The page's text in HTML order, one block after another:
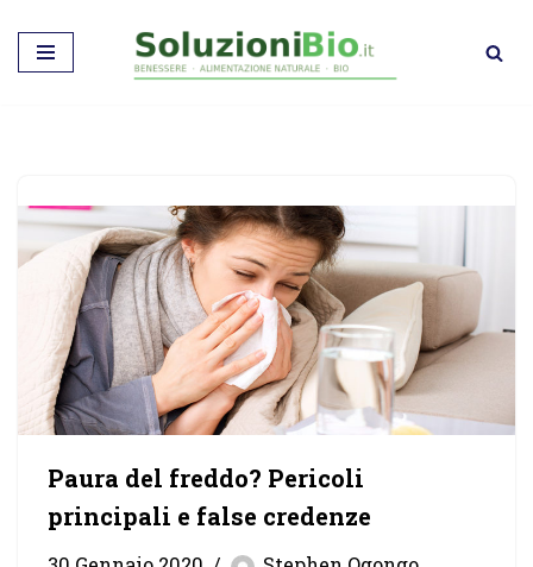
Vai
Paura del freddo? Pericoli
principali e false credenze